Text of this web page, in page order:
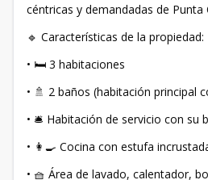
céntricas y demandadas de Punta
🔹 Características de la propiedad:
• 🛏️ 3 habitaciones
• 🚿 2 baños (habitación principal
• 🛎️ Habitación de servicio con su
• 👩‍🍳 Cocina con estufa
• 🧺 Área de lavado, calentador,